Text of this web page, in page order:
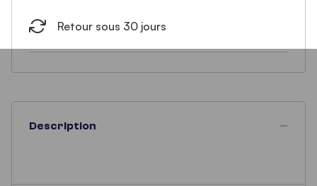
Retour sous 30 jours
Description